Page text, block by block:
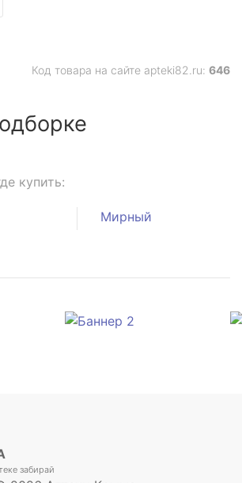
Код товара на сайте apteki82.ru: 646
купить:
Мирный
забирай